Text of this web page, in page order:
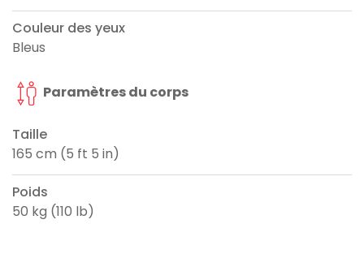
Couleur des yeux
Bleus
Paramètres du corps
Taille
165 cm (5 ft 5 in)
Poids
50 kg (110 lb)